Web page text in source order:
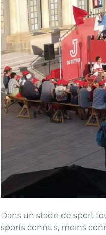
Dans un stade de sport
sports connus, moins